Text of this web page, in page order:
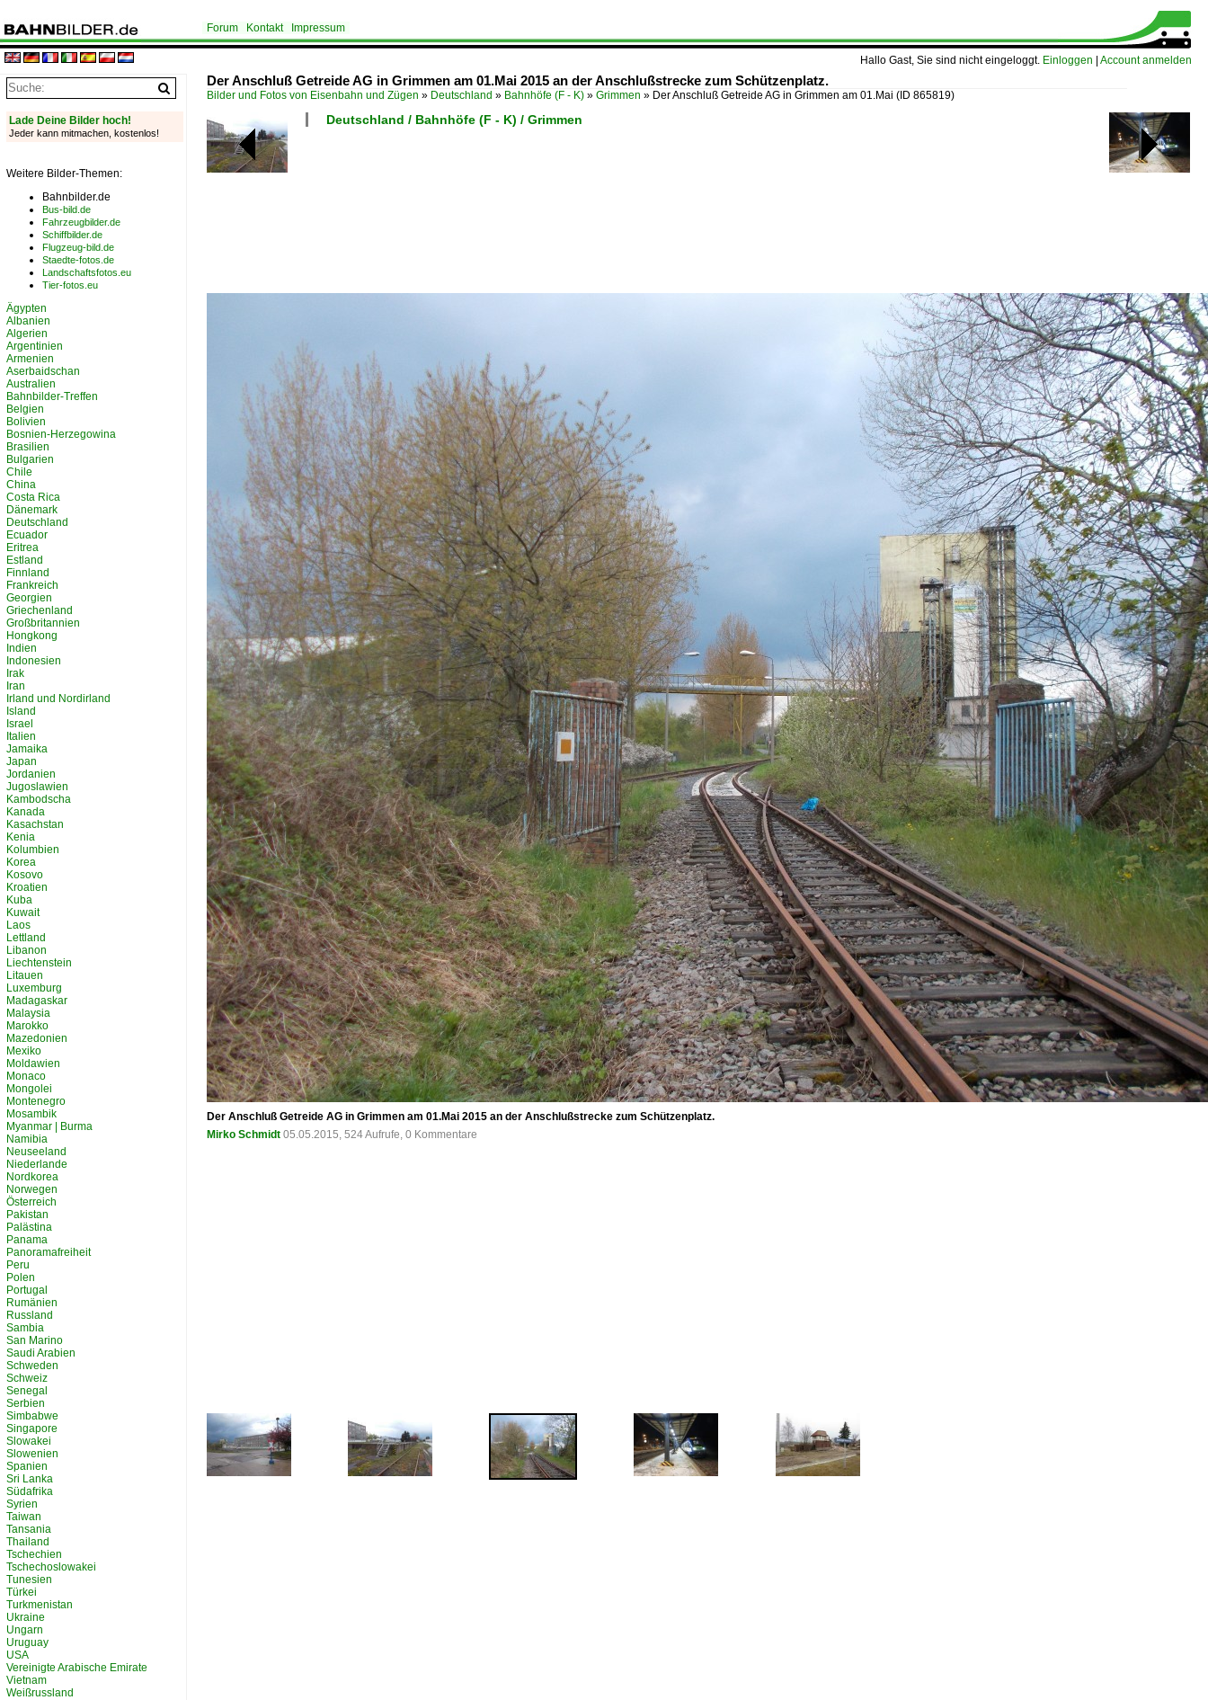
Hallo Gast, Sie sind nicht eingeloggt. Einloggen Account anmelden
Forum Kontakt Impressum
Der Anschluß Getreide AG in Grimmen am 01.Mai 2015 an der Anschlußstrecke zum Schützenplatz.
Bilder und Fotos von Eisenbahn und Zügen » Deutschland » Bahnhöfe (F - K) » Grimmen » Der Anschluß Getreide AG in Grimmen am 01.Mai (ID 865819)
Deutschland / Bahnhöfe (F - K) / Grimmen
Der Anschluß Getreide AG in Grimmen am 01.Mai 2015 an der Anschlußstrecke zum Schützenplatz.
Mirko Schmidt 05.05.2015, 524 Aufrufe, 0 Kommentare
Lade Deine Bilder hoch!
Jeder kann mitmachen, kostenlos!
Weitere Bilder-Themen:
Bahnbilder.de
Bus-bild.de
Fahrzeugbilder.de
Schiffbilder.de
Flugzeug-bild.de
Staedte-fotos.de
Landschaftsfotos.eu
Tier-fotos.eu
Ägypten
Albanien
Algerien
Argentinien
Armenien
Aserbaidschan
Australien
Bahnbilder-Treffen
Belgien
Bolivien
Bosnien-Herzegowina
Brasilien
Bulgarien
Chile
China
Costa Rica
Dänemark
Deutschland
Ecuador
Eritrea
Estland
Finnland
Frankreich
Georgien
Griechenland
Großbritannien
Hongkong
Indien
Indonesien
Irak
Iran
Irland und Nordirland
Island
Israel
Italien
Jamaika
Japan
Jordanien
Jugoslawien
Kambodscha
Kanada
Kasachstan
Kenia
Kolumbien
Korea
Kosovo
Kroatien
Kuba
Kuwait
Laos
Lettland
Libanon
Liechtenstein
Litauen
Luxemburg
Madagaskar
Malaysia
Marokko
Mazedonien
Mexiko
Moldawien
Monaco
Mongolei
Montenegro
Mosambik
Myanmar | Burma
Namibia
Neuseeland
Niederlande
Nordkorea
Norwegen
Österreich
Pakistan
Palästina
Panama
Panoramafreiheit
Peru
Polen
Portugal
Rumänien
Russland
Sambia
San Marino
Saudi Arabien
Schweden
Schweiz
Senegal
Serbien
Simbabwe
Singapore
Slowakei
Slowenien
Spanien
Sri Lanka
Südafrika
Syrien
Taiwan
Tansania
Thailand
Tschechien
Tschechoslowakei
Tunesien
Türkei
Turkmenistan
Ukraine
Ungarn
Uruguay
USA
Vereinigte Arabische Emirate
Vietnam
Weißrussland